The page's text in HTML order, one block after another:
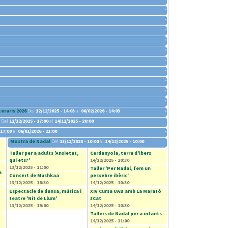
»
»
»
»
»
»
»
»
»
»
2026 Del 12/12/2025 - 14:03al 06/02/2026 - 14:03
»
Del 12/12/2025 - 17:00al 14/12/2025 - 20:00
al 06/01/2026 - 21:00
»
Mostra de Nadal Del 13/12/2025 - 10:00al 14/12/2025 - 10:00
Taller per a adults 'Ansietat,
qui ets?'
13/12/2025 - 11:00
Concert de Mushkaa
13/12/2025 - 18:30
Espectacle de dansa, música i
teatre 'Nit de Llum'
13/12/2025 - 19:00
Cerdanyola, terra d'ibers
14/12/2025 - 10:30
Taller '​Per Nadal, fem un
pessebre ibèric'
14/12/2025 - 10:30
XIV Cursa UAB amb La Marató
3Cat
14/12/2025 - 10:30
Tallers de Nadal per a infants
14/12/2025 - 11:00